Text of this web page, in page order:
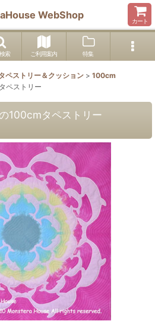
WebShop
カート
索 ご利用案内 特集
ペストリー＆クッション > 100cm
ペストリー
100cmタペストリー